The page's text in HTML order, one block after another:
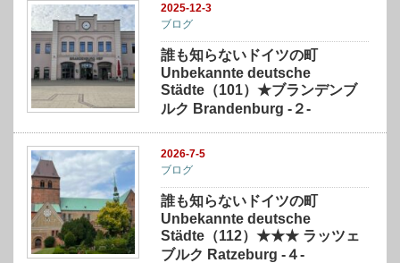
2025-12-3
ブログ
誰も知らないドイツの町
Unbekannte deutsche
Städte（101）★ブランデンブ
ルク Brandenburg -２-
2026-7-5
ブログ
誰も知らないドイツの町
Unbekannte deutsche
Städte（112）★★★ ラッツェ
ブルク Ratzeburg -４-